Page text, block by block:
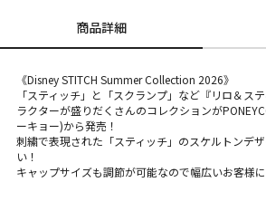
商品詳細
《Disney STITCH Summer Collection 2026》
「スティッチ」と「スクランプ」など『リロ＆ス
ラクターが盛りだくさんのコレクションが
ーキョー)から発売！
刺繍で表現された「スティッチ」のスケルトンデ
い！
キャップサイズも調節が可能なので幅広いお客様に